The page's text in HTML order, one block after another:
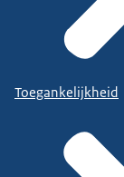
Toegankelijkheid